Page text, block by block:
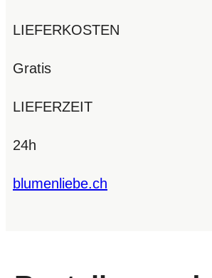
LIEFERKOSTEN
Gratis
LIEFERZEIT
24h
blumenliebe.ch